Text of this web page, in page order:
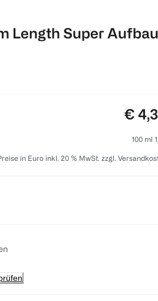
Length Super Aufbau
€
100 ml
in Euro inkl. 20 % MwSt. zzgl.